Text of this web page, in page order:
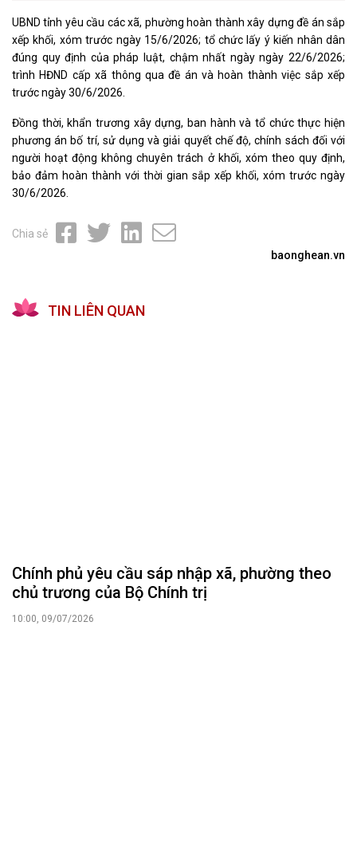
UBND tỉnh yêu cầu các xã, phường hoàn thành xây dựng đề án sắp
xếp khối, xóm trước ngày 15/6/2026; tổ chức lấy ý kiến nhân dân
đúng quy định của pháp luật, chậm nhất ngày ngày 22/6/2026;
trình HĐND cấp xã thông qua đề án và hoàn thành việc sắp xếp
trước ngày 30/6/2026.
Đồng thời, khẩn trương xây dựng, ban hành và tổ chức thực hiện
phương án bố trí, sử dụng và giải quyết chế độ, chính sách đối với
người hoạt động không chuyên trách ở khối, xóm theo quy định,
bảo đảm hoàn thành với thời gian sắp xếp khối, xóm trước ngày
30/6/2026.
Chia sẻ
baonghean.vn
TIN LIÊN QUAN